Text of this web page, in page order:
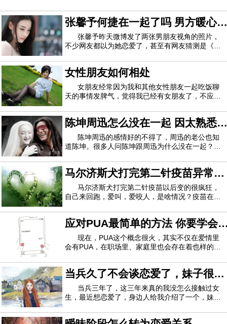
子。潘粤明当时和董洁是娱乐圈中特别好的一对，
两人在宣布结婚之后，很多粉丝表示祝福两人，在
他们结婚之后不久董洁便怀孕生下一个男孩取名
张馨予何捷在一起了吗 男方暖心
安慰尽显温柔
张馨予昨天微博发了两张男朋友视角的照片，
不少网友都以为她恋爱了，甚至有网友猜测是《奇
小编为你扒一扒吧！虽然全网都在传张馨予和何捷
的恋情，但两人现在还没有回应，估计只是因为节
目中的相处，让不少网友看好，至于有没有在
女性朋友如何相处
女朋友经常因为我和其他女性朋友一起吃饭聊
天的事情发脾气，觉得我已经有女朋友了，不应该
么才能打消女朋友的戒心？
陈坤周迅怎么没在一起 因太熟悉
彼此不能成为恋人
陈坤周迅的感情好的不得了，周迅的老公也知
道陈坤。很多人问陈坤跟周迅为什么没在一起？两
超过爱情。也许有人要问，陈坤和周迅的关系这么
好，他们为什么在一起?对此，陈坤开玩笑的说，
他从来没想过和周迅在一起，她就是妹妹，两
马尔济斯犬打完第二针疫苗异常兴
奋该怎么处理
马尔济斯犬打完第二针疫苗以后变的很疯狂，
自己来回跑，爱叫，爱咬人，是啥情况？疫苗在生
体里提取出的狂犬病毒，马尔济斯犬经过失活处理
做的。通常只剩下蛋白质衣壳，没有了病毒DNA。
其作用就是，使马尔济斯犬身体里产生抗体，
应对PUA最简单的方法 你要学会
宽恕自己
现在，PUA这个概念很火，其实不仅在爱情里
会有PUA，在职场里、家庭里也会存在着也样的情
跟大家聊聊应对PUA最简单的方法是什么？UA是英
文“搭讪艺术家”的缩写，原指一方(通常是男性)为了
发展恋情，去学习如何提升情商和互动技巧以
当兵久了不会谈恋爱了，妹子很好
但我不会撩，求在线支招
当兵三年了，这三年来真的我没怎么接触过女
生，最近想恋爱了，身边人给我介绍了一个，妹子
自己真不会恋爱了，求在线支招。